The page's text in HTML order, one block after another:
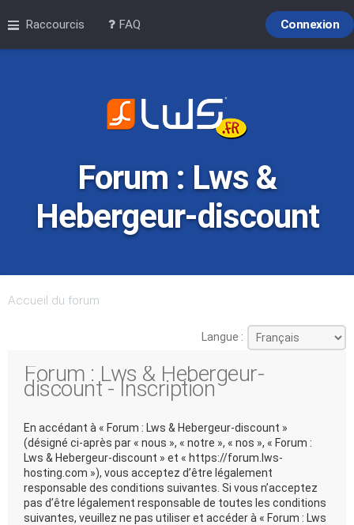
Raccourcis FAQ Connexion
Forum : Lws &
Hebergeur-discount
Accueil du forum
Langue :
Forum : Lws & Hebergeur-
discount - Inscription
En accédant à « Forum : Lws & Hebergeur-discount »
(désigné ci-après par « nous », « notre », « nos », « Forum :
Lws & Hebergeur-discount » et « https://forum.lws-
hosting.com »), vous acceptez d’être légalement
responsable des conditions suivantes. Si vous n’acceptez
pas d’être légalement responsable de toutes les conditions
suivantes, veuillez ne pas utiliser et accéder à « Forum : Lws